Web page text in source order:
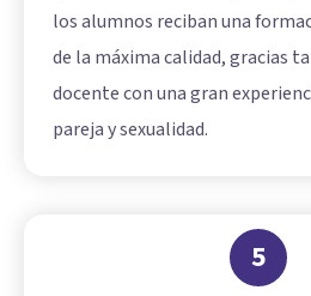
los alumnos reciban una
de la máxima calidad, gracias
docente con una gran
pareja y sexualidad.
5